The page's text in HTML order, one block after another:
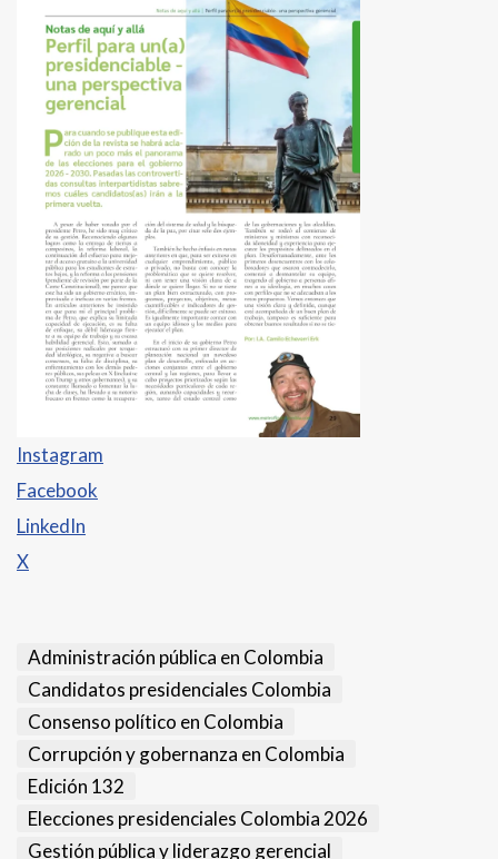
Instagram
Facebook
LinkedIn
X
Administración pública en Colombia
Candidatos presidenciales Colombia
Consenso político en Colombia
Corrupción y gobernanza en Colombia
Edición 132
Elecciones presidenciales Colombia 2026
Gestión pública y liderazgo gerencial